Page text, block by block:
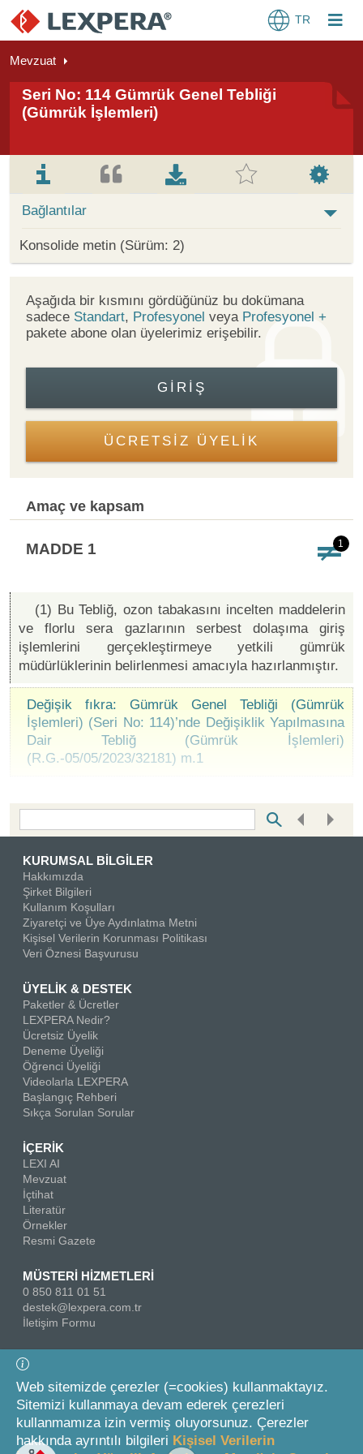
TR
Mevzuat
Seri No: 114 Gümrük Genel Tebliği
(Gümrük İşlemleri)
Bağlantılar
Konsolide metin (Sürüm: 2)
Aşağıda bir kısmını gördüğünüz bu dokümana
sadece Standart, Profesyonel veya Profesyonel +
pakete abone olan üyelerimiz erişebilir.
GIRIŞ
ÜCRETSİZ ÜYELİK
Amaç ve kapsam
MADDE 1 1
(1) Bu Tebliğ, ozon tabakasını incelten maddelerin
ve florlu sera gazlarının serbest dolaşıma giriş
işlemlerini gerçekleştirmeye yetkili gümrük
müdürlüklerinin belirlenmesi amacıyla hazırlanmıştır.
Değişik fıkra: Gümrük Genel Tebliği (Gümrük
İşlemleri) (Seri No: 114)’nde Değişiklik Yapılmasına
Dair Tebliğ (Gümrük İşlemleri)
(R.G.-05/05/2023/32181) m.1
KURUMSAL BİLGİLER
Hakkımızda
Şirket Bilgileri
Kullanım Koşulları
Ziyaretçi ve Üye Aydınlatma Metni
Kişisel Verilerin Korunması Politikası
Veri Öznesi Başvurusu
ÜYELİK & DESTEK
Paketler & Ücretler
LEXPERA Nedir?
Ücretsiz Üyelik
Deneme Üyeliği
Öğrenci Üyeliği
Videolarla LEXPERA
Başlangıç Rehberi
Sıkça Sorulan Sorular
İÇERİK
LEXI AI
Mevzuat
İçtihat
Literatür
Örnekler
Resmi Gazete
MÜSTERİ HİZMETLERİ
0 850 811 01 51
destek@lexpera.com.tr
İletişim Formu
Bizi Takip Edin
Web sitemizde çerezler (=cookies) kullanmaktayız.
Sitemizi kullanmaya devam ederek çerezleri
kullanmamıza izin vermiş oluyorsunuz. Çerezler
hakkında ayrıntılı bilgileri Kişisel Verilerin